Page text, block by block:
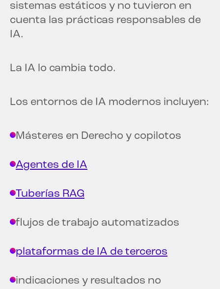
sistemas estáticos y no tuvieron en
cuenta las prácticas responsables de
IA.
La IA lo cambia todo.
Los entornos de IA modernos incluyen:
Másteres en Derecho y copilotos
Agentes de IA
Tuberías RAG
flujos de trabajo automatizados
plataformas de IA de terceros
indicaciones y resultados no